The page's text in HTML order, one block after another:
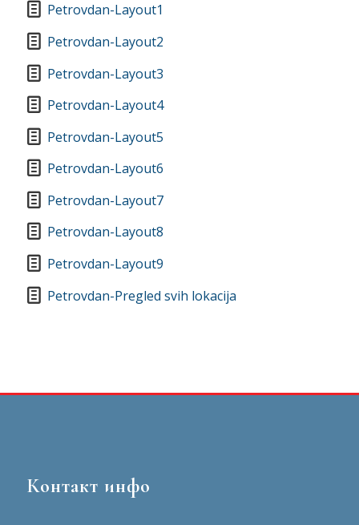
Petrovdan-Layout1
Petrovdan-Layout2
Petrovdan-Layout3
Petrovdan-Layout4
Petrovdan-Layout5
Petrovdan-Layout6
Petrovdan-Layout7
Petrovdan-Layout8
Petrovdan-Layout9
Petrovdan-Pregled svih lokacija
Контакт инфо